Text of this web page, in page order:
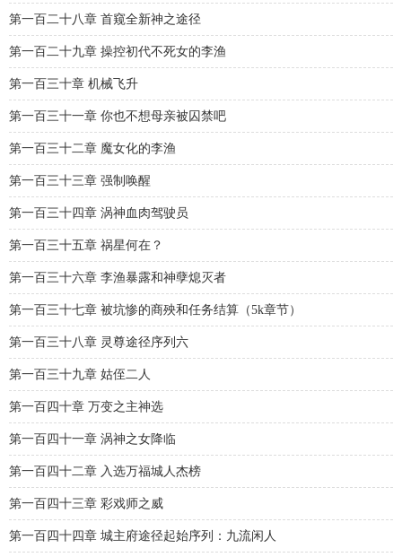
第一百二十八章 首窥全新神之途径
第一百二十九章 操控初代不死女的李渔
第一百三十章 机械飞升
第一百三十一章 你也不想母亲被囚禁吧
第一百三十二章 魔女化的李渔
第一百三十三章 强制唤醒
第一百三十四章 涡神血肉驾驶员
第一百三十五章 祸星何在？
第一百三十六章 李渔暴露和神孽熄灭者
第一百三十七章 被坑惨的商殃和任务结算（5k章节）
第一百三十八章 灵尊途径序列六
第一百三十九章 姑侄二人
第一百四十章 万变之主神选
第一百四十一章 涡神之女降临
第一百四十二章 入选万福城人杰榜
第一百四十三章 彩戏师之威
第一百四十四章 城主府途径起始序列：九流闲人